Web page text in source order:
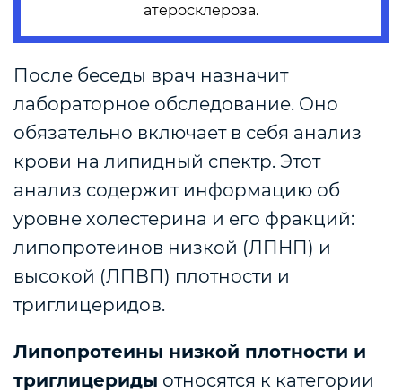
атеросклероза.
После беседы врач назначит
лабораторное обследование. Оно
обязательно включает в себя анализ
крови на липидный спектр. Этот
анализ содержит информацию об
уровне холестерина и его фракций:
липопротеинов низкой (ЛПНП) и
высокой (ЛПВП) плотности и
триглицеридов.
Липопротеины низкой плотности и
триглицериды относятся к категории